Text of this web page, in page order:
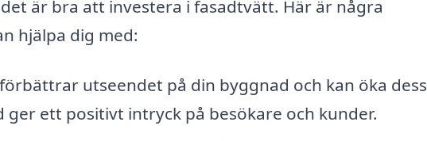
är bra att investera i fasadtvätt. Här är några
hjälpa dig med:
utseendet på din byggnad och kan öka dess
ger ett positivt intryck på besökare och kunder.